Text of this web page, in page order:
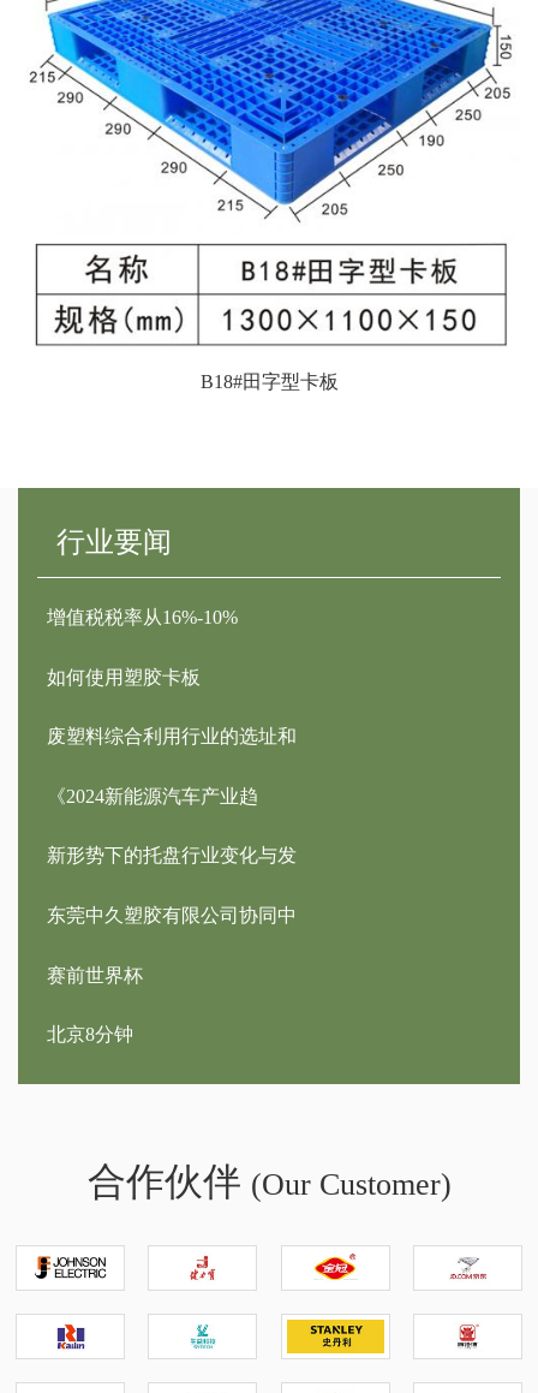
B18#田字型卡板
行业要闻
增值税税率从16%-10%
如何使用塑胶卡板
废塑料综合利用行业的选址和
《2024新能源汽车产业趋
新形势下的托盘行业变化与发
东莞中久塑胶有限公司协同中
赛前世界杯
北京8分钟
合作伙伴 (Our Customer)